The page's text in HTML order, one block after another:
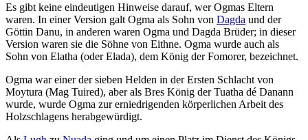
Es gibt keine eindeutigen Hinweise darauf, wer Ogmas Eltern
waren. In einer Version galt Ogma als Sohn von Dagda und der
Göttin Danu, in anderen waren Ogma und Dagda Brüder; in dieser
Version waren sie die Söhne von Eithne. Ogma wurde auch als
Sohn von Elatha (oder Elada), dem König der Fomorer, bezeichnet.
Ogma war einer der sieben Helden in der Ersten Schlacht von
Moytura (Mag Tuired), aber als Bres König der Tuatha dé Danann
wurde, wurde Ogma zur erniedrigenden körperlichen Arbeit des
Holzschlagens herabgewürdigt.